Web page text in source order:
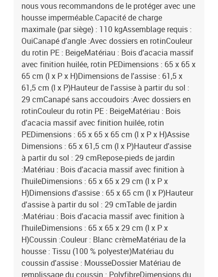
nous vous recommandons de le protéger avec une
housse imperméable.Capacité de charge
maximale (par siège) : 110 kgAssemblage requis :
OuiCanapé d'angle :Avec dossiers en rotinCouleur
du rotin PE : BeigeMatériau : Bois d'acacia massif
avec finition huilée, rotin PEDimensions : 65 x 65 x
65 cm (l x P x H)Dimensions de l'assise : 61,5 x
61,5 cm (l x P)Hauteur de l'assise à partir du sol :
29 cmCanapé sans accoudoirs :Avec dossiers en
rotinCouleur du rotin PE : BeigeMatériau : Bois
d'acacia massif avec finition huilée, rotin
PEDimensions : 65 x 65 x 65 cm (l x P x H)Assise
Dimensions : 65 x 61,5 cm (l x P)Hauteur d'assise
à partir du sol : 29 cmRepose-pieds de jardin
:Matériau : Bois d'acacia massif avec finition à
l'huileDimensions : 65 x 65 x 29 cm (l x P x
H)Dimensions d'assise : 65 x 65 cm (l x P)Hauteur
d'assise à partir du sol : 29 cmTable de jardin
:Matériau : Bois d'acacia massif avec finition à
l'huileDimensions : 65 x 65 x 29 cm (l x P x
H)Coussin :Couleur : Blanc crèmeMatériau de la
housse : Tissu (100 % polyester)Matériau du
coussin d'assise : MousseDossier Matériau de
remplissage du coussin : PolyfibreDimensions du